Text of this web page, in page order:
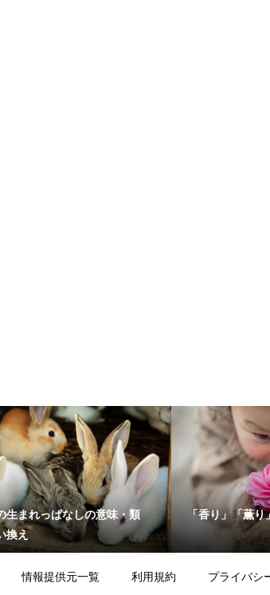
生まれっぱなしの意味・類
換え
「香り」「薫
情報提供元一覧 利用規約 プライバシ